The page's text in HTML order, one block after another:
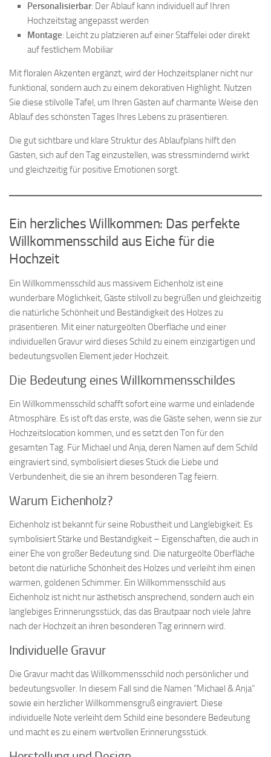
Personalisierbar: Der Ablauf kann individuell auf Ihren
Hochzeitstag angepasst werden
Montage: Leicht zu platzieren auf einer Staffelei oder direkt
auf festlichem Mobiliar
Mit floralen Akzenten ergänzt, wird der Hochzeitsplaner nicht nur
funktional, sondern auch zu einem dekorativen Highlight. Nutzen
Sie diese stilvolle Tafel, um Ihren Gästen auf charmante Weise den
Ablauf des schönsten Tages Ihres Lebens zu präsentieren.
Die gut sichtbare und klare Struktur des Ablaufplans hilft den
Gästen, sich auf den Tag einzustellen, was stressmindernd wirkt
und gleichzeitig für positive Emotionen sorgt.
Ein herzliches Willkommen: Das perfekte
Willkommensschild aus Eiche für die
Hochzeit
Ein Willkommensschild aus massivem Eichenholz ist eine
wunderbare Möglichkeit, Gäste stilvoll zu begrüßen und gleichzeitig
die natürliche Schönheit und Beständigkeit des Holzes zu
präsentieren. Mit einer naturgeölten Oberfläche und einer
individuellen Gravur wird dieses Schild zu einem einzigartigen und
bedeutungsvollen Element jeder Hochzeit.
Die Bedeutung eines Willkommensschildes
Ein Willkommensschild schafft sofort eine warme und einladende
Atmosphäre. Es ist oft das erste, was die Gäste sehen, wenn sie zur
Hochzeitslocation kommen, und es setzt den Ton für den
gesamten Tag. Für Michael und Anja, deren Namen auf dem Schild
eingraviert sind, symbolisiert dieses Stück die Liebe und
Verbundenheit, die sie an ihrem besonderen Tag feiern.
Warum Eichenholz?
Eichenholz ist bekannt für seine Robustheit und Langlebigkeit. Es
symbolisiert Stärke und Beständigkeit – Eigenschaften, die auch in
einer Ehe von großer Bedeutung sind. Die naturgeölte Oberfläche
betont die natürliche Schönheit des Holzes und verleiht ihm einen
warmen, goldenen Schimmer. Ein Willkommensschild aus
Eichenholz ist nicht nur ästhetisch ansprechend, sondern auch ein
langlebiges Erinnerungsstück, das das Brautpaar noch viele Jahre
nach der Hochzeit an ihren besonderen Tag erinnern wird.
Individuelle Gravur
Die Gravur macht das Willkommensschild noch persönlicher und
bedeutungsvoller. In diesem Fall sind die Namen “Michael & Anja”
sowie ein herzlicher Willkommensgruß eingraviert. Diese
individuelle Note verleiht dem Schild eine besondere Bedeutung
und macht es zu einem wertvollen Erinnerungsstück.